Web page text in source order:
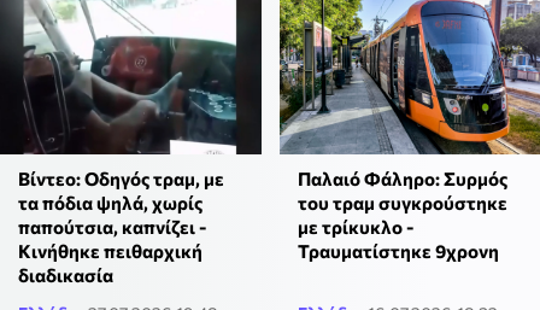
Βίντεο: Οδηγός τραμ, με
τα πόδια ψηλά, χωρίς
παπούτσια, καπνίζει -
Κινήθηκε πειθαρχική
διαδικασία
Παλαιό Φάληρο: Συρμός
του τραμ συγκρούστηκε
με τρίκυκλο -
Τραυματίστηκε 9χρονη